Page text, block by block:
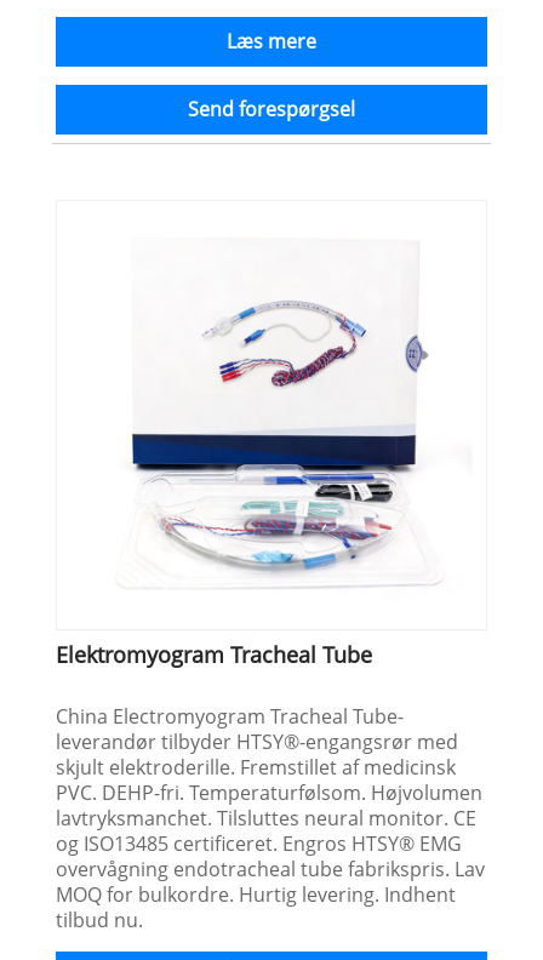
Læs mere
Send forespørgsel
Elektromyogram Tracheal Tube
China Electromyogram Tracheal Tube-
leverandør tilbyder HTSY®-engangsrør med
skjult elektroderille. Fremstillet af medicinsk
PVC. DEHP-fri. Temperaturfølsom. Højvolumen
lavtryksmanchet. Tilsluttes neural monitor. CE
og ISO13485 certificeret. Engros HTSY® EMG
overvågning endotracheal tube fabrikspris. Lav
MOQ for bulkordre. Hurtig levering. Indhent
tilbud nu.